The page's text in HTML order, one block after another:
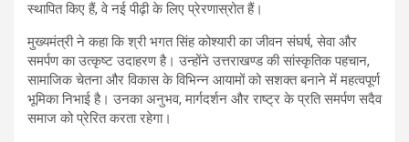
स्थापित किए हैं, वे नई पीढ़ी के लिए प्रेरणास्रोत हैं।
मुख्यमंत्री ने कहा कि श्री भगत सिंह कोश्यारी का जीवन संघर्ष, सेवा और
समर्पण का उत्कृष्ट उदाहरण है। उन्होंने उत्तराखण्ड की सांस्कृतिक पहचान,
सामाजिक चेतना और विकास के विभिन्न आयामों को सशक्त बनाने में महत्वपूर्ण
भूमिका निभाई है। उनका अनुभव, मार्गदर्शन और राष्ट्र के प्रति समर्पण सदैव
समाज को प्रेरित करता रहेगा।